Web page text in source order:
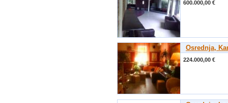
600.000,00 €
Osrednja,
224.000,00 €